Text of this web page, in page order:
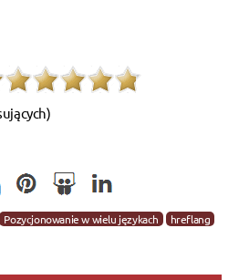
Pozycjonowanie w wielu językach hreflang